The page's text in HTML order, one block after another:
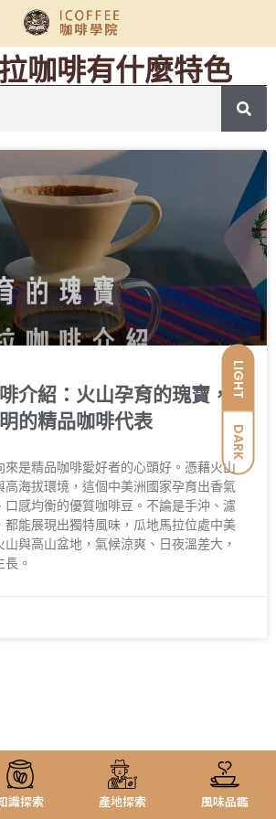
LIGHT
DARK
咖啡有什麼特色
介紹：火山孕育的瑰寶，
的精品咖啡代表
來是精品咖啡愛好者的心頭好。憑藉火山
高海拔環境，這個中美洲國家孕育出香氣
口感均衡的優質咖啡豆。不論是手沖、濾
都能展現出獨特風味，瓜地馬拉位處中美
與高山盆地，氣候涼爽、日夜溫差大，
。
識探索 產地探索 風味品鑑